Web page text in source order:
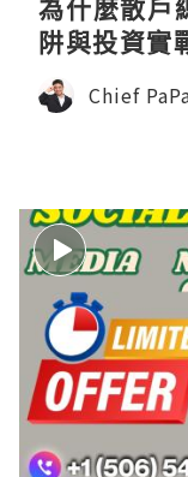
為什麼散戶
阱與投資實
Chief